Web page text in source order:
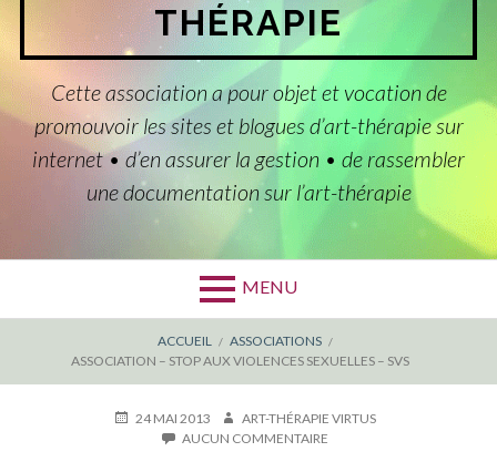
THÉRAPIE
Cette association a pour objet et vocation de
promouvoir les sites et blogues d’art-thérapie sur
internet • d’en assurer la gestion • de rassembler
une documentation sur l’art-thérapie
MENU
D'ARIANE
ACCUEIL
ASSOCIATIONS
ASSOCIATION – STOP AUX VIOLENCES SEXUELLES – SVS
PUBLIÉ24 MAI 2013 AUTEUR
ART-THÉRAPIE VIRTUS
AUCUN COMMENTAIRE